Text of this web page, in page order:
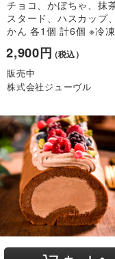
チョコ、かぼちゃ、抹
スタード、ハスカップ
かん 各1個 計6個 ※冷凍
2,900円（税込）
販売中
株式会社ジューヴル